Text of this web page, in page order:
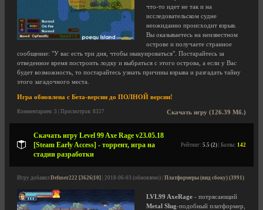
что-то идет не так и на
исследовательском судне
неожиданно происходит взрыв.
Вы оказываетесь на неизвестном
острове и получаете странное
сообщение: "У вас есть три дня, чтобы эвакуироваться". Постарайтесь за
отведенное время построить лодку и выбраться с этого острова, а если у Вас
будет возможность, то постарайтесь узнать причины взрыва и разгадать тайну
этого загадочного места.
Игра обновлена с Бета-версии до ПОЛНОЙ версии!
Скачать игру (126.39 Мб.)
Комментариев: 3 | Просмотров: 8327
Скачать игру Level 99 Axe Rage v23.05.18
[Steam Early Access] - торрент, игра на
стадии разработки
Рейтинг: 5.5 (2) | Баллы: 142
Игру добавил Defuser222 [3626|10] | 2018-06-03 (обновлено) | Платформеры (вид сбоку) (3991)
LVL99 AxeRage - потрясающий
Metal Slug-подобный платформер,